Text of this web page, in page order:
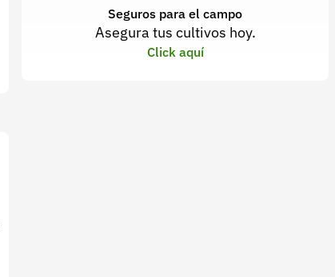
Seguros para el campo
Asegura tus cultivos hoy.
Click aquí